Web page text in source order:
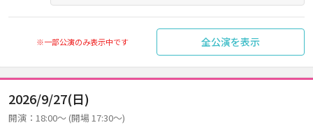
※一部公演のみ表示中です 全公演を表示
2026/9/27(日)
開演：18:00～ (開場 17:30～)